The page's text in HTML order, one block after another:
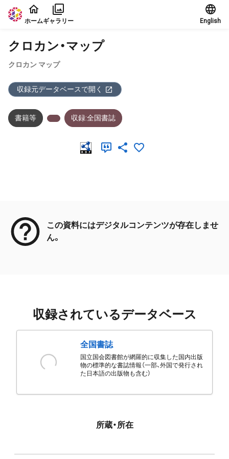
本文に飛ぶ
ホームギャラリー English
クロカン・マップ
クロカン マップ
収録元データベースで開く
書籍等 収録:全国書誌
この資料にはデジタルコンテンツが存在しませ
ん。
収録されているデータベース
全国書誌
国立国会図書館が網羅的に収集した国内出版
物の標準的な書誌情報（一部、外国で発行され
た日本語の出版物も含む）
所蔵・所在